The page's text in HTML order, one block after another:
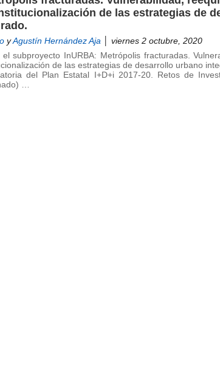
de las estrategias de
yAgustín Hernández Aja │ viernes 2 octubre, 2020
subproyecto InURBA: Metrópolis fracturadas.
de las estrategias de desarrollo urbano
del Plan Estatal I+D+i 2017-20. Retos de
…